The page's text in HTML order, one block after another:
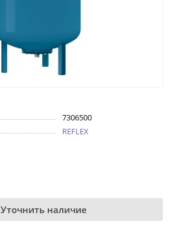
7306500
REFLEX
Уточнить наличие